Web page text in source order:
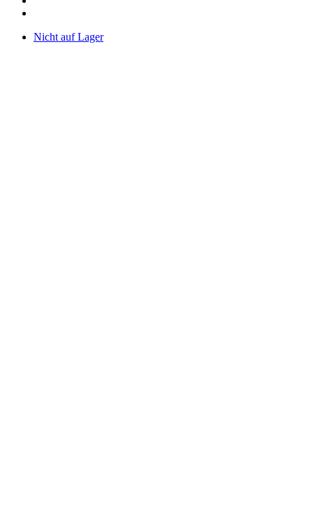
Nicht auf Lager